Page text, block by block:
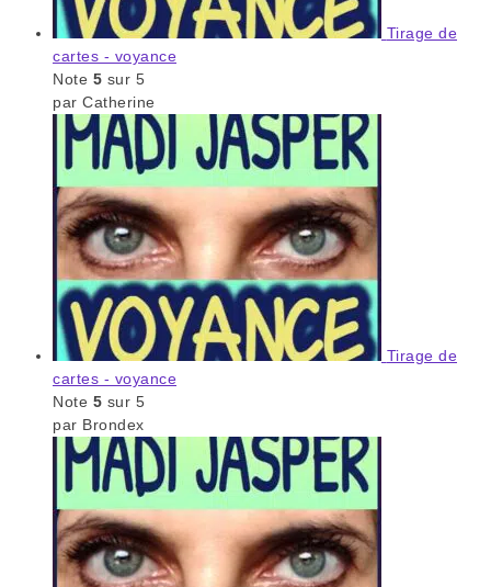
Tirage de
cartes - voyance
Note 5 sur 5
par Catherine
Tirage de
cartes - voyance
Note 5 sur 5
par Brondex